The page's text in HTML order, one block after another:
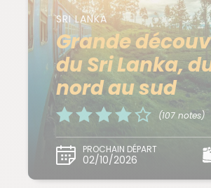
SRI LANKA
Grande
du Sri Lanka,
nord au sud
(107 notes)
PROCHAIN DÉPART
02/10/2026